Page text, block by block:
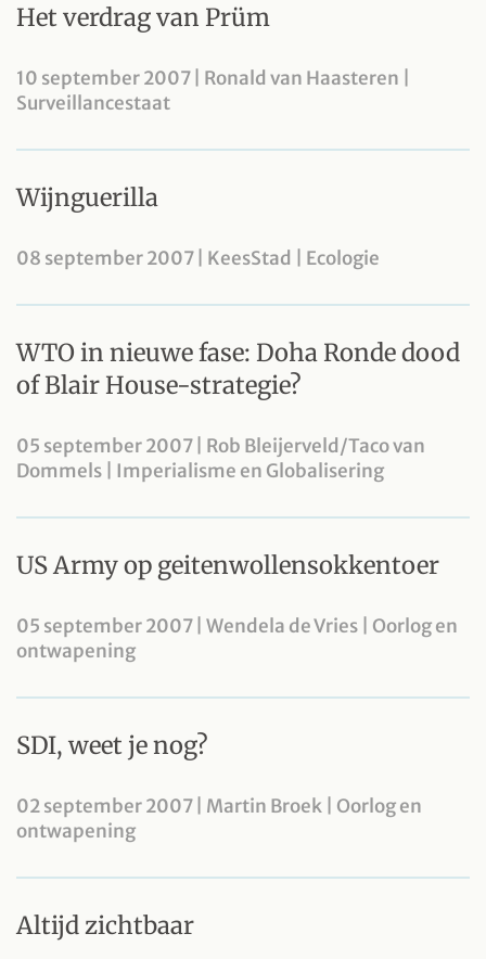
Het verdrag van Prüm
10 september 2007 | Ronald van Haasteren |
Surveillancestaat
Wijnguerilla
08 september 2007 | KeesStad | Ecologie
WTO in nieuwe fase: Doha Ronde dood
of Blair House-strategie?
05 september 2007 | Rob Bleijerveld/Taco van
Dommels | Imperialisme en Globalisering
US Army op geitenwollensokkentoer
05 september 2007 | Wendela de Vries | Oorlog en
ontwapening
SDI, weet je nog?
02 september 2007 | Martin Broek | Oorlog en
ontwapening
Altijd zichtbaar